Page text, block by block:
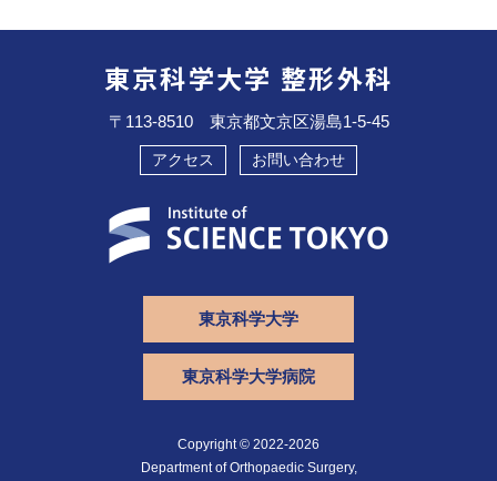
東京科学大学 整形外科
〒113-8510 東京都文京区湯島1-5-45
アクセス お問い合わせ
東京科学大学
東京科学大学病院
Copyright © 2022-2026
Department of Orthopaedic Surgery,